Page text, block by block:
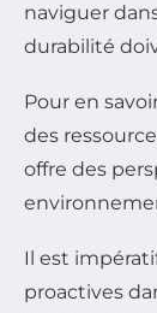
naviguer
durabilité
Pour en
des
offre des
Il est
proactives